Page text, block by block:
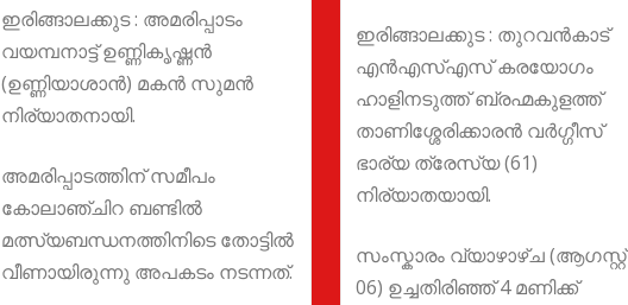
ഇരിങ്ങാലക്കുട : അമരിപ്പാടം
വയമ്പനാട്ട് ഉണ്ണികൃഷ്ണൻ
(ഉണ്ണിയാശാൻ) മകൻ സുമൻ
നിര്യാതനായി.
അമരിപ്പാടത്തിന് സമീപം
കോലാഞ്ചിറ ബണ്ടിൽ
മത്സ്യബന്ധനത്തിനിടെ തോട്ടിൽ
വീണായിരുന്നു അപകടം നടന്നത്.
ഇരിങ്ങാലക്കുട : തുറവൻകാട്
എൻഎസ്എസ് കരയോഗം
ഹാളിനടുത്ത് ബ്രഹ്മകുളത്ത്
താണിശ്ശേരിക്കാരൻ വർഗ്ഗീസ്
ഭാര്യ ത്രേസ്യ (61)
നിര്യാതയായി.
സംസ്കാരം വ്യാഴാഴ്ച (ആഗസ്റ്റ്
06) ഉച്ചതിരിഞ്ഞ് 4 മണിക്ക്